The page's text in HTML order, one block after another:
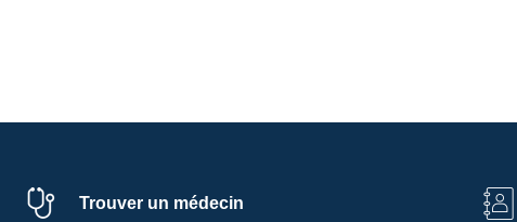
Trouver un médecin